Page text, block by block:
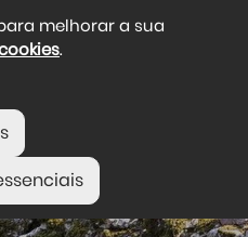
melhorar a sua
.